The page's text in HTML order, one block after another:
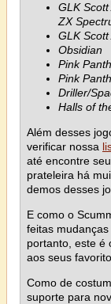
GLK
ZX
GLK
Obsidian
Pink
Pink
Driller/
Halls of
Além desses
verificar nossa
até encontre
prateleira há
demos desses
E como o
feitas
portanto, este é
aos seus
Como de
suporte para